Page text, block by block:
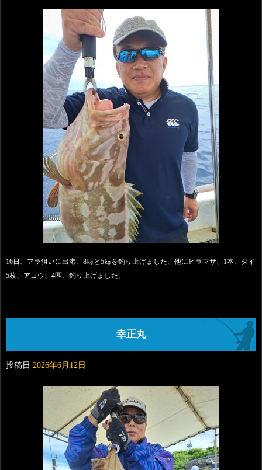
16日、アラ狙いに出港、8㎏と5㎏を釣り上げました、他にヒラマサ、1本、タイ
5枚、アコウ、4匹、釣り上げました。
幸正丸
投稿日 2026年6月12日